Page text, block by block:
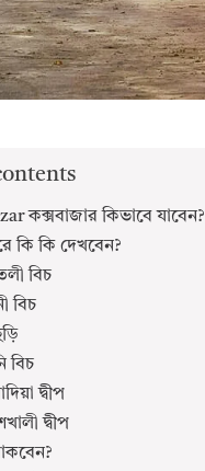
কক্সবাজার কিভাবে যাবেন?
কি কি দেখবেন?
বিচ
বিচ
বিচ
দ্বীপ
দ্বীপ